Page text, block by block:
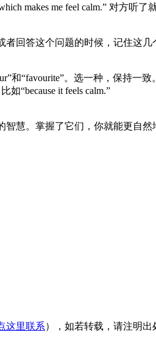
which makes me feel calm.” 对方
回答这个问题的时候，记住这几
和“favourite”。选一种，保持一致。
“because it feels calm.”
慧。掌握了它们，你就能更自
这里联系），如若转载，请注明出